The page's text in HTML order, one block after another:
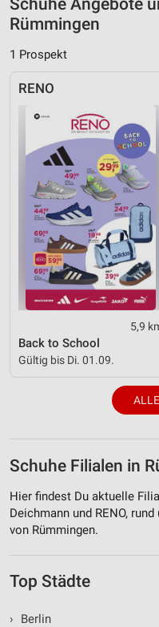
Schuhe Angebote
Rümmingen
1 Prospekt
RENO
5,9
Back to School
Gültig bis Di. 01.09.
Schuhe Filialen in
Hier findest Du aktuelle
Deichmann und RENO,
von Rümmingen.
Top Städte
›
Berlin
Performance
Funktional
Werbung